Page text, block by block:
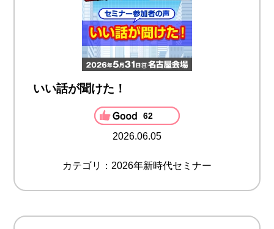
いい話が聞けた！
62
2026.06.05
カテゴリ：2026年新時代セミナー